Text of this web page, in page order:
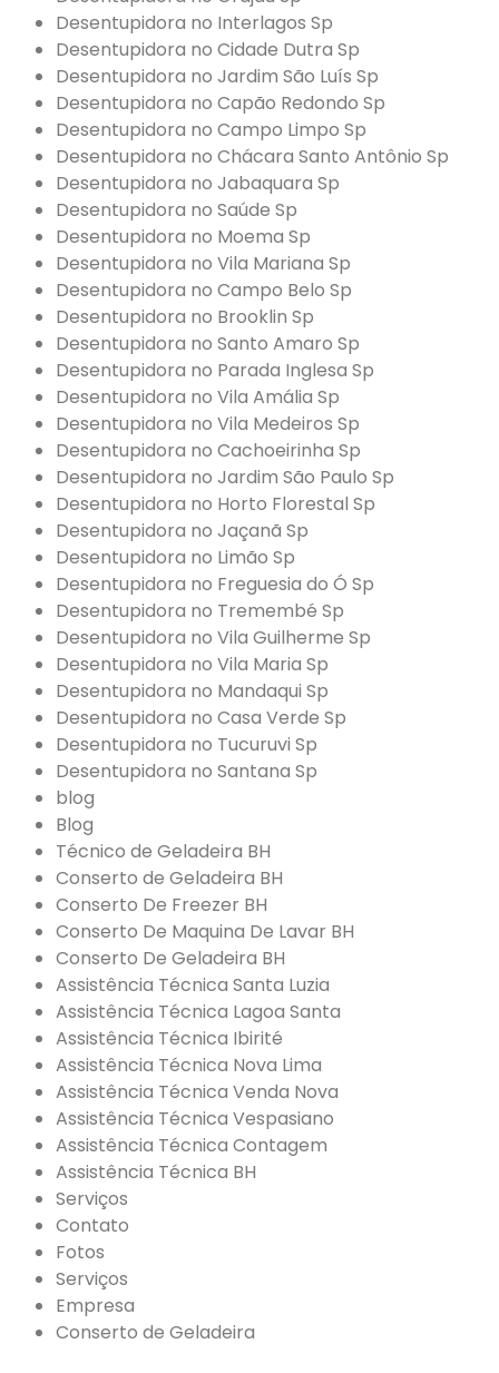
Desentupidora no Interlagos Sp
Desentupidora no Cidade Dutra Sp
Desentupidora no Jardim São Luís Sp
Desentupidora no Capão Redondo Sp
Desentupidora no Campo Limpo Sp
Desentupidora no Chácara Santo Antônio Sp
Desentupidora no Jabaquara Sp
Desentupidora no Saúde Sp
Desentupidora no Moema Sp
Desentupidora no Vila Mariana Sp
Desentupidora no Campo Belo Sp
Desentupidora no Brooklin Sp
Desentupidora no Santo Amaro Sp
Desentupidora no Parada Inglesa Sp
Desentupidora no Vila Amália Sp
Desentupidora no Vila Medeiros Sp
Desentupidora no Cachoeirinha Sp
Desentupidora no Jardim São Paulo Sp
Desentupidora no Horto Florestal Sp
Desentupidora no Jaçanã Sp
Desentupidora no Limão Sp
Desentupidora no Freguesia do Ó Sp
Desentupidora no Tremembé Sp
Desentupidora no Vila Guilherme Sp
Desentupidora no Vila Maria Sp
Desentupidora no Mandaqui Sp
Desentupidora no Casa Verde Sp
Desentupidora no Tucuruvi Sp
Desentupidora no Santana Sp
blog
Blog
Técnico de Geladeira BH
Conserto de Geladeira BH
Conserto De Freezer BH
Conserto De Maquina De Lavar BH
Conserto De Geladeira BH
Assistência Técnica Santa Luzia
Assistência Técnica Lagoa Santa
Assistência Técnica Ibirité
Assistência Técnica Nova Lima
Assistência Técnica Venda Nova
Assistência Técnica Vespasiano
Assistência Técnica Contagem
Assistência Técnica BH
Serviços
Contato
Fotos
Serviços
Empresa
Conserto de Geladeira